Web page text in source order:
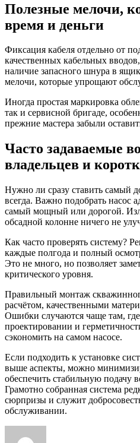
Полезные мелочи,
время и деньги
Фиксация кабеля отдельно от
качественных кабельных
наличие запасного шнура в
мелочи, которые упрощают
Иногда простая маркировка
так и сервисной бригаде,
прежние мастера забыли
Часто задаваемые
владельцев и
Нужно ли сразу ставить самый
всегда. Важно подобрать насос
самый мощный или дорогой.
обсадной колонне ничего не
Как часто проверять систему?
каждые полгода и полный
Это не много, но позволяет
критического уровня.
Правильный монтаж
расчётом, качественными
Ошибки случаются чаще там,
проектировании и
сэкономить на самом насосе.
Если подходить к установке
выше аспекты, можно
обеспечить стабильную подачу
Грамотно собранная система
сюрпризы и служит
обслуживании.